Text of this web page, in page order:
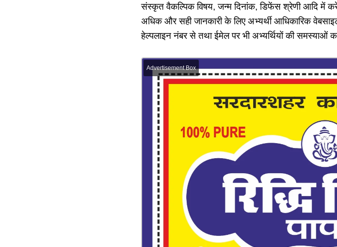
संस्कृत वैकल्पिक विषय, जन्म दिनांक, डिफेंस श्रेणी आदि में
अधिक और सही जानकारी के लिए अभ्यर्थी आधिकारिक
हेल्पलाइन नंबर से तथा ईमेल पर भी अभ्यर्थियों की समस्याओं
Advertisement Box